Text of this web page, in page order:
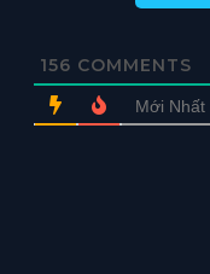
156 COMMENTS
Mới Nhất